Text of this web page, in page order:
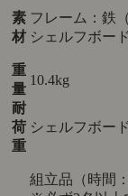
素
材
フレーム：鉄
シェルフボー
重
量
10.4kg
耐
荷
重
シェルフボー
組立品（時間